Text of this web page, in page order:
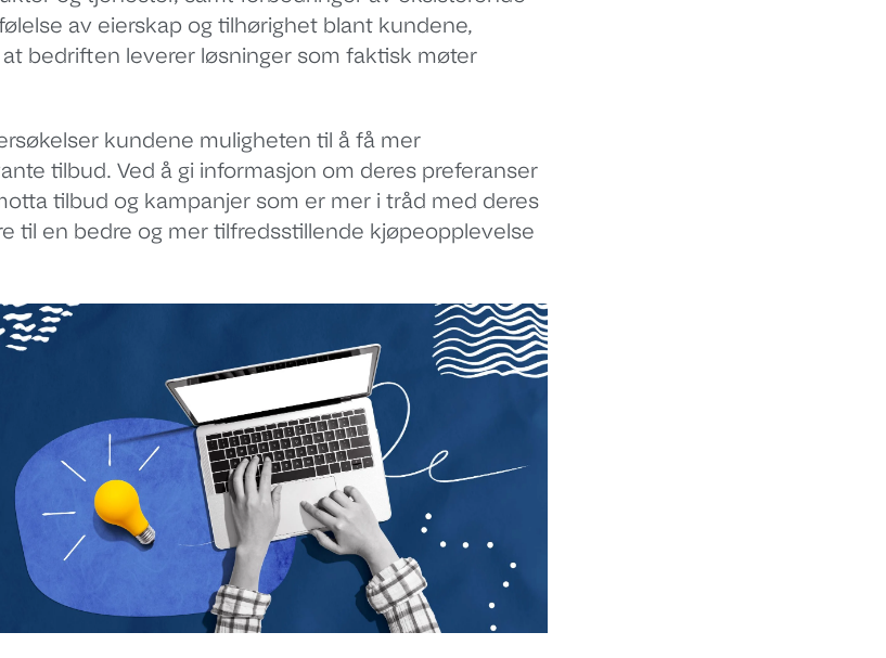
av eierskap og tilhørighet blant kundene,
bedriften leverer løsninger som faktisk møter
kundene muligheten til å få mer
tilbud. Ved å gi informasjon om deres preferanser
tilbud og kampanjer som er mer i tråd med deres
til en bedre og mer tilfredsstillende kjøpeopplevelse